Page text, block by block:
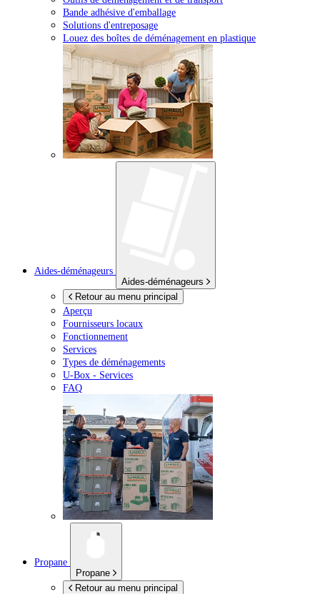
Bande adhésive d'emballage
Solutions d'entreposage
Louez des boîtes de déménagement en plastique
Aides-déménageurs
Aides-déménageurs
Retour au menu principal
Aperçu
Fournisseurs locaux
Fonctionnement
Services
Types de déménagements
U-Box - Services
FAQ
Propane
Propane
Retour au menu principal